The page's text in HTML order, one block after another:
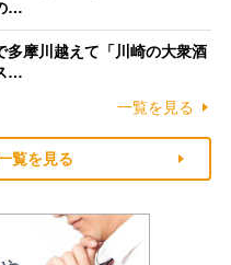
…
多摩川越えて「川崎の大衆酒
…
一覧を見る
覧を見る